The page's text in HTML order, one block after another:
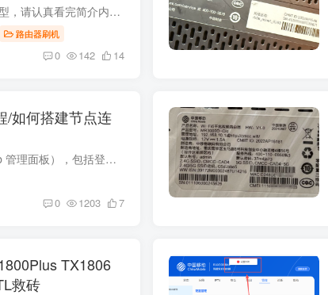
注：免拆刷机仅支持部分机型，请认真看完简介内容。 TTL针夹夹具间距选2.54mm间距 支持刷全系RAX3000ME的路由器闪存兆易创新的GigaDevice华邦电子的 winbond复旦微电的 FM25S01A(带usb3.0接口)...
路由器刷机
0 142 14
/如何搭建节点连
一步步教你如何使用 （Web 管理面板），包括登录、添加节点、用户、订阅链接和常见设置。（小白方式，适用于你目前在用的 VPS 环境。） 节点端口测试工具在线端口扫描 - 站长工具 代理工具下载...
0 1203 7
TX1806
救砖